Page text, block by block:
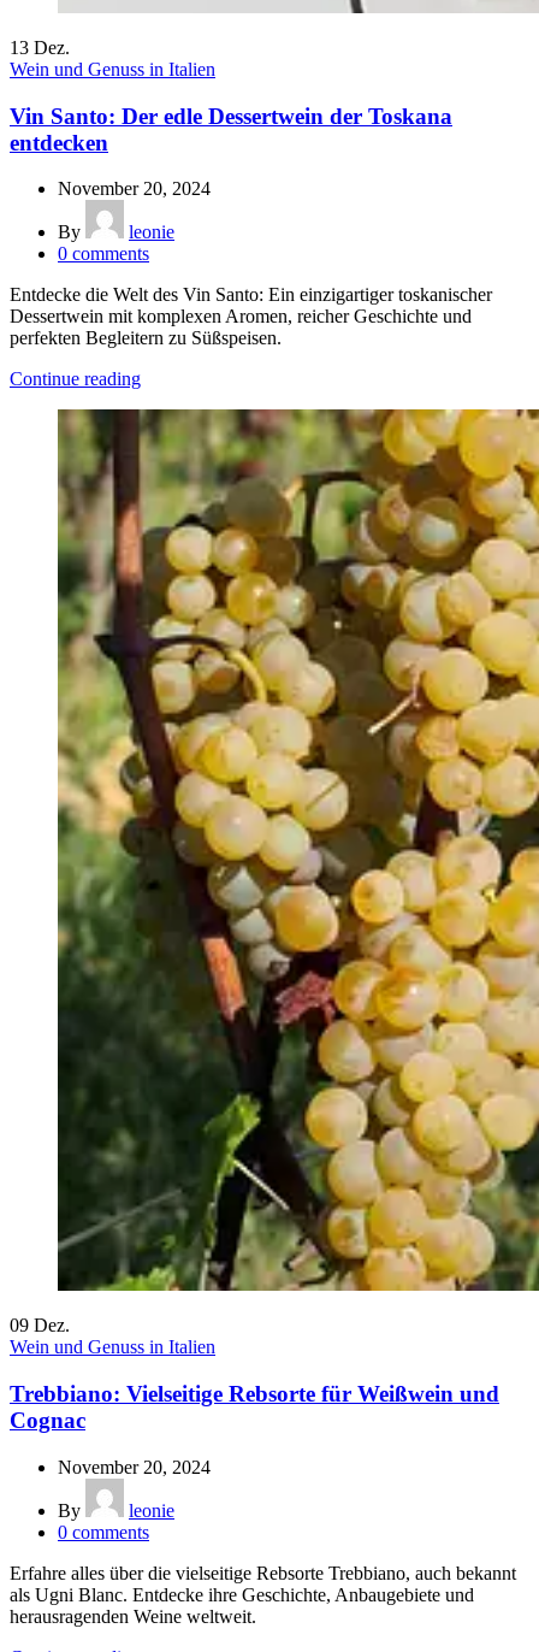
13 Dez.
Wein und Genuss in Italien
Vin Santo: Der edle Dessertwein der Toskana
entdecken
November 20, 2024
By
leonie
0 comments
Entdecke die Welt des Vin Santo: Ein einzigartiger toskanischer
Dessertwein mit komplexen Aromen, reicher Geschichte und
perfekten Begleitern zu Süßspeisen.
Continue reading
09 Dez.
Wein und Genuss in Italien
Trebbiano: Vielseitige Rebsorte für Weißwein und
Cognac
November 20, 2024
By
leonie
0 comments
Erfahre alles über die vielseitige Rebsorte Trebbiano, auch bekannt
als Ugni Blanc. Entdecke ihre Geschichte, Anbaugebiete und
herausragenden Weine weltweit.